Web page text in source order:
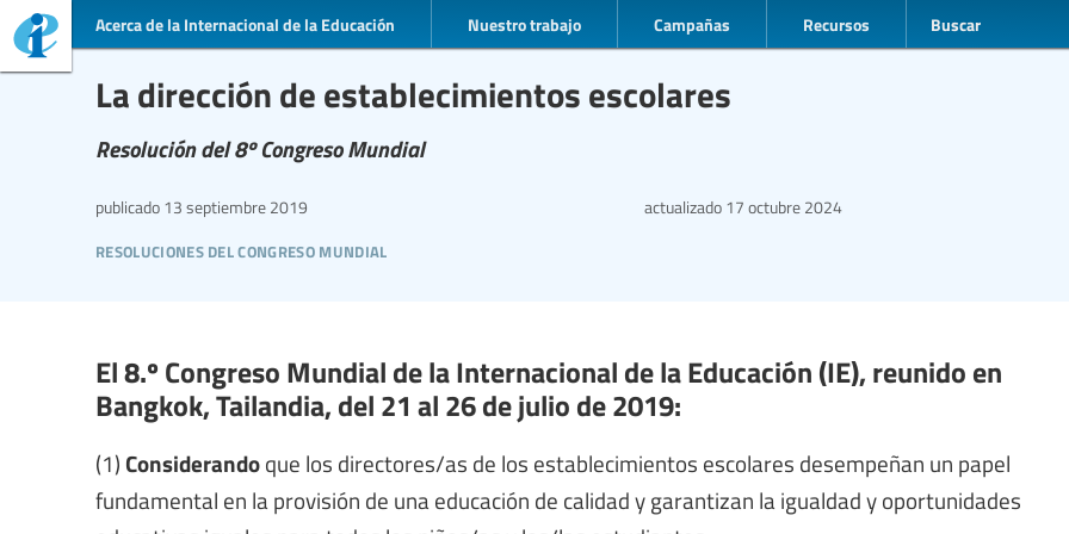
Acerca de la Internacional de la Educación Nuestro trabajo Campañas Recursos Buscar
La dirección de establecimientos escolares
Resolución del 8º Congreso Mundial
resoluciones del congreso mundial
publicado 13 septiembre 2019 actualizado 17 octubre 2024
El 8.º Congreso Mundial de la Internacional de la Educación (IE), reunido en
Bangkok, Tailandia, del 21 al 26 de julio de 2019:
(1) Considerandoque los directores/as de los establecimientos escolares desempeñan un papel
fundamental en la provisión de una educación de calidad y garantizan la igualdad y oportunidades